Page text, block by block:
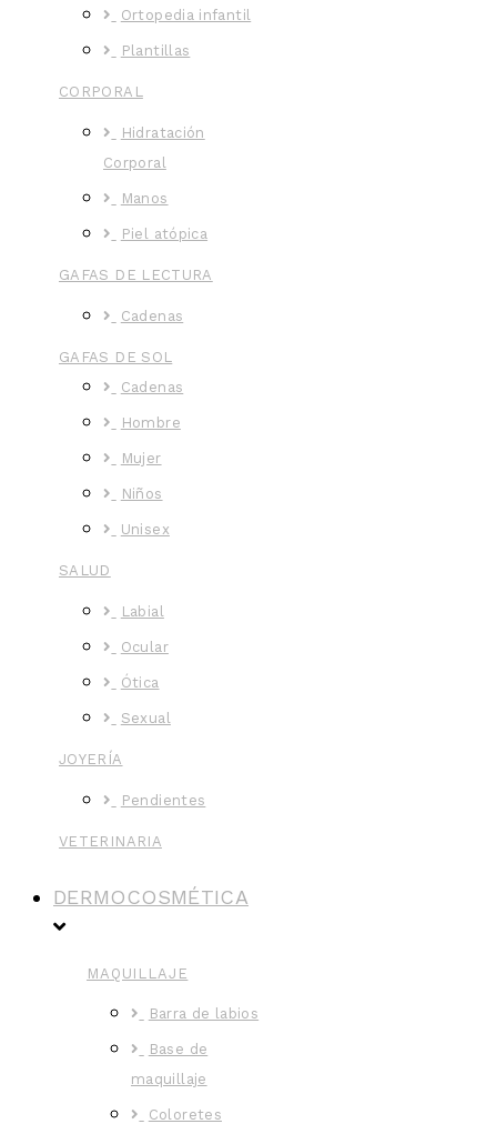
Ortopedia infantil
Plantillas
CORPORAL
Hidratación
Corporal
Manos
Piel atópica
GAFAS DE LECTURA
Cadenas
GAFAS DE SOL
Cadenas
Hombre
Mujer
Niños
Unisex
SALUD
Labial
Ocular
Ótica
Sexual
JOYERÍA
Pendientes
VETERINARIA
DERMOCOSMÉTICA
MAQUILLAJE
Barra de labios
Base de
maquillaje
Coloretes